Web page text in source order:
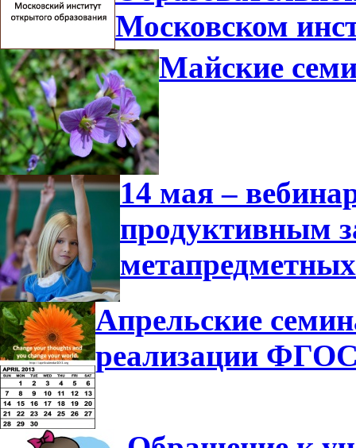
Московском
Майские
14 мая –
продуктивным
Апрельские
реализации